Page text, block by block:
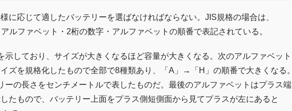
に応じて適したバッテリーを選ばなければならない。JIS規格の場合は、
ルファベット・2桁の数字・アルファベットの順番で表記されている。
示しており、サイズが大きくなるほど容量が大きくなる。次のアルファベット
ズを規格化したもので全部で8種類あり、「A」→「H」の順番で大きくなる。
ーの長さをセンチメートルで表したものだ。最後のアルファベットはプラス端
たもので、バッテリー上面をプラス側短側面から見てプラスが左にあると